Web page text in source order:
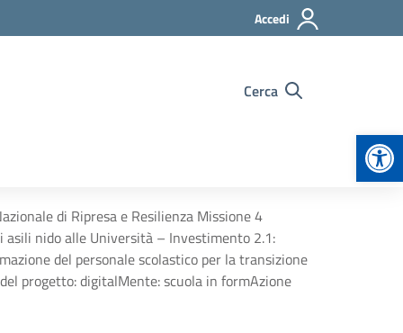
Accedi
Cerca
di Ripresa e Resilienza Missione 4
asili nido alle Università – Investimento 2.1:
del personale scolastico per la transizione
progetto: digitalMente: scuola in formAzione